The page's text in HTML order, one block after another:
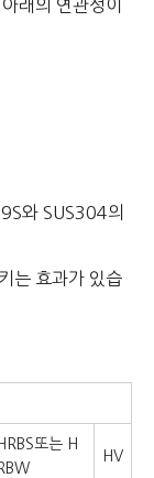
래의 연관성이
와 SUS304의
는 효과가 있습
HRBS또는 H
RBW
HV